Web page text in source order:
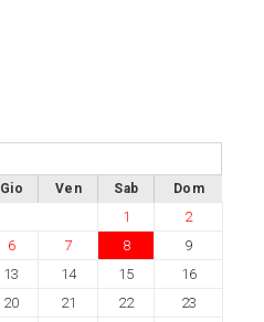
Gio Ven Sab Dom
1
2
6 7 8
9
13 14 15
16
20 21 22
23